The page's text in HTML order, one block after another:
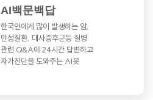
AI백문백답
한국인에게 많이 발생하는 암,
만성질환, 대사증후군등 질병
관련 Q&A에24시간 답변하고
자가진단을 도와주는 AI봇